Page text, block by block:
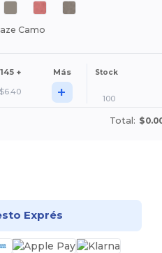
Camo
145 + Más Stock
$6.40 + 100
Total:
Exprés